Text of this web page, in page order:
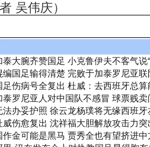
伟庆）
泰大腕齐赞国足 小克鲁伊夫不客气说
编国足输得清楚 完败于加泰罗尼亚
足伤病号全复出 杜威：去西班牙总
泰罗尼亚人对中国队不感冒 球票贱
法办妥护照 徐云龙杨璞将无缘西班牙
威伤愈复出 沈祥福大胆解放攻击力
作金可能是黑马 贾秀全也有望挤进